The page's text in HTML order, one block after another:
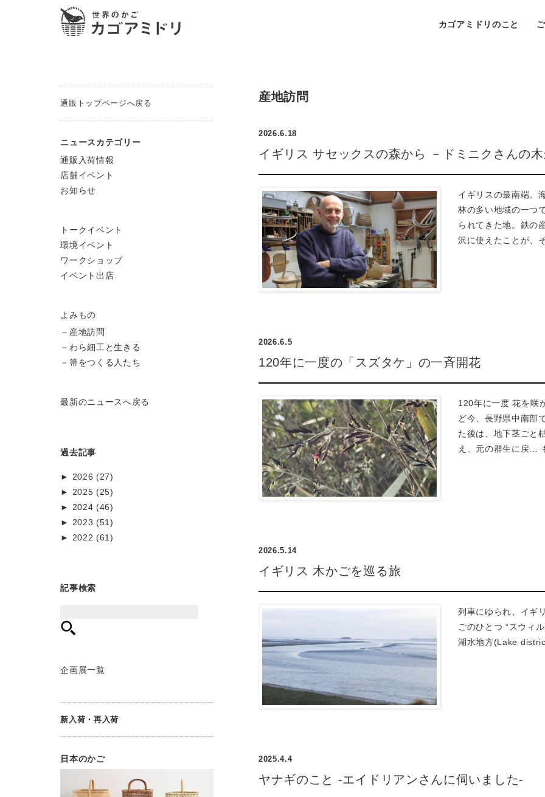
カゴアミドリのこと
産地訪問
2026.6.18
イギリス サセックスの森から －ドミニクさんの
イギリスの最南端。
林の多い地域の一つ
られてきた地。鉄の
沢に使えたことが
2026.6.5
120年に一度の「スズタケ」の一斉開花
120年に一度 花を咲
ど今、長野県中南部
た後は、地下茎ごと
え、元の群生に戻…
2026.5.14
イギリス 木かごを巡る旅
列車にゆられ、イギ
ごのひとつ “スウィ
湖水地方(Lake
2025.4.4
ヤナギのこと -エイドリアンさんに伺いました-
通販トップページへ戻る
ニュースカテゴリー
通販入荷情報
店舗イベント
お知らせ
トークイベント
環境イベント
ワークショップ
イベント出店
よみもの
－ 産地訪問
－ わら細工と生きる
－ 箒をつくる人たち
最新のニュースへ戻る
過去記事
►
2026 (27)
8月 (4)
7月 (6)
6月 (9)
5月 (1)
2月 (2)
►
2025 (25)
12月 (1)
11月 (3)
10月 (4)
7月 (2)
4月 (3)
1月 (1)
►
2024 (46)
12月 (1)
11月 (3)
8月 (4)
5月 (3)
2月 (6)
►
2023 (51)
12月 (1)
9月 (8)
6月 (3)
3月 (3)
1月 (6)
►
2022 (61)
10月 (3)
7月 (8)
4月 (3)
2月 (5)
1月 (3)
記事検索
企画展一覧
新入荷・再入荷
日本のかご